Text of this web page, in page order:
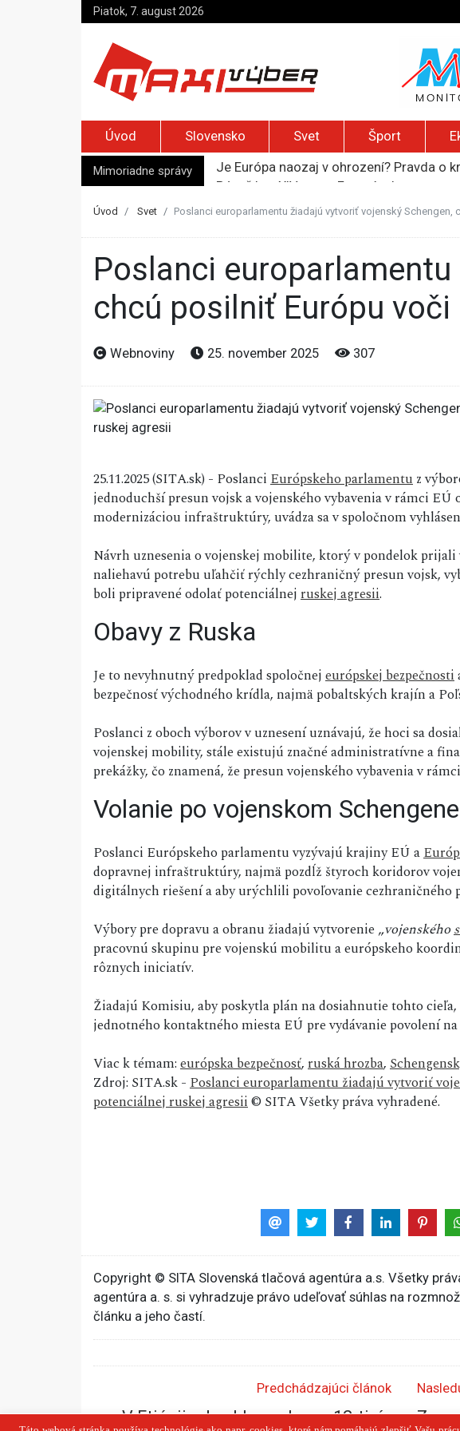
Piatok, 7. august 2026
Úvod Slovensko Svet Šport
Mimoriadne správy
Je Európa naozaj v ohrození? Pravda o
Pápež Lev XIV. sa vo Francúzsku
Merz zvolal bezpečnostnú radu štátu po
Úvod Svet Poslanci europarlamentu žiadajú vytvoriť vojenský
Poslanci europarlamentu žiadajú vytvoriť vojenský Schengen,
chcú posilniť Európu
Webnoviny 25. november 2025 307
25.11.2025 (SITA.sk) - PoslanciEurópskeho parlamentuz
jednoduchší presun vojsk a vojenského vybavenia v rámci
modernizáciou infraštruktúry, uvádza sa v spoločnom
Návrh uznesenia o vojenskej mobilite, ktorý v pondelok
naliehavú potrebu uľahčiť rýchly cezhraničný presun vojsk,
boli pripravené odolať potenciálnejruskej agresii.
Obavy z Ruska
Je to nevyhnutný predpoklad spoločnejeurópskej bezpečnosti
bezpečnosť východného krídla, najmä pobaltských krajín a
Poslanci z oboch výborov v uznesení uznávajú, že hoci sa
vojenskej mobility, stále existujú značné administratívne a
prekážky, čo znamená, že presun vojenského vybavenia v
Volanie po vojenskom Schengene
Poslanci Európskeho parlamentu vyzývajú krajiny EÚ a
dopravnej infraštruktúry, najmä pozdĺž štyroch koridorov
digitálnych riešení a aby urýchlili povoľovanie cezhraničného
Výbory pre dopravu a obranu žiadajú vytvorenie „vojenského
pracovnú skupinu pre vojenskú mobilitu a európskeho
rôznych iniciatív.
Žiadajú Komisiu, aby poskytla plán na dosiahnutie tohto
jednotného kontaktného miesta EÚ pre vydávanie povolení
Viac k témam:európska bezpečnosť,ruská hrozba,
Zdroj: SITA.sk -Poslanci europarlamentu žiadajú vytvoriť
potenciálnej ruskej agresii© SITA Všetky práva vyhradené.
Copyright © SITA Slovenská tlačová agentúra a.s. Všetky
agentúra a. s. si vyhradzuje právo udeľovať súhlas na
článku a jeho častí.
Predchádzajúci článok
V Etiópii vybuchla sopka po 12-tisíc Za